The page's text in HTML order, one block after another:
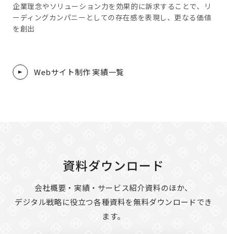
企業理念やソリューション力を効果的に訴求することで、リ
ーディングカンパニーとしての存在感を表現し、更なる価値
を創出
Webサイト制作 実績一覧
資料ダウンロード
会社概要・実績・サービス紹介資料のほか、
デジタル戦略に役立つ各種資料を無料ダウンロードでき
ます。